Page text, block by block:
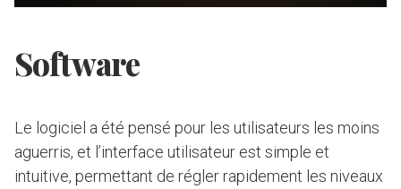
Software
Le logiciel a été pensé pour les utilisateurs les moins
aguerris, et l’interface utilisateur est simple et
intuitive, permettant de régler rapidement les niveaux